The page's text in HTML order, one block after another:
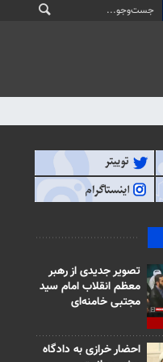
تصویر جدیدی از رهبر
معظم انقلاب امام سید
مجتبی خامنه‌ای
احضار خرازی به دادگاه